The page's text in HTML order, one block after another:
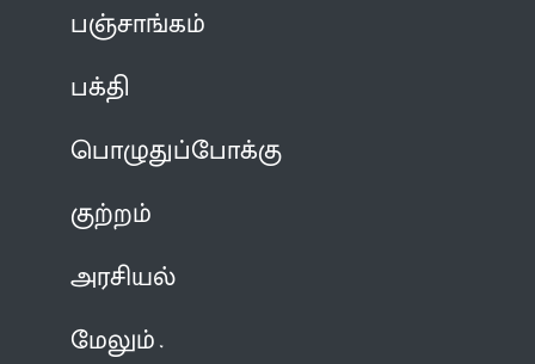
பஞ்சாங்கம்
பக்தி
பொழுதுப்போக்கு
குற்றம்
அரசியல்
மேலும்